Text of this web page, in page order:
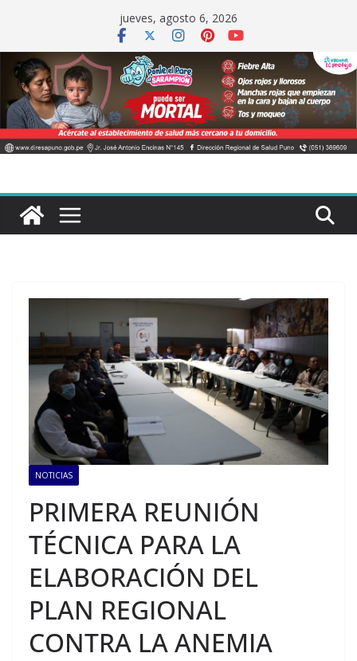
contenido
jueves, agosto 6, 2026
NOTICIAS
PRIMERA REUNIÓN
TÉCNICA PARA LA
ELABORACIÓN DEL
PLAN REGIONAL
CONTRA LA ANEMIA